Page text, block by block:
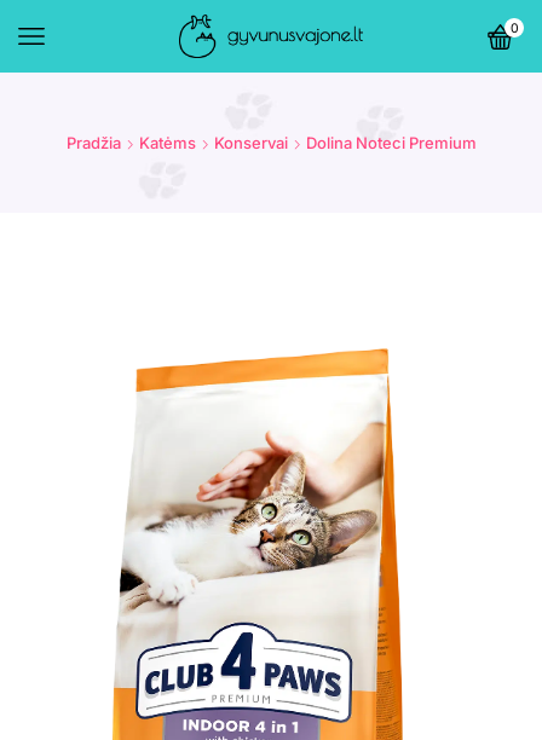
0
Pradžia Katėms Konservai Dolina Noteci Premium